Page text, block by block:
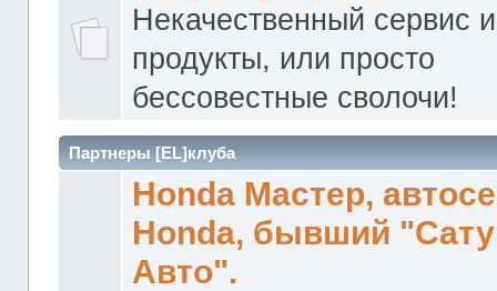
Некачественный сервис и
продукты, или просто
бессовестные сволочи!
Партнеры [EL]клуба
Honda Мастер,
Honda, бывший
Авто".